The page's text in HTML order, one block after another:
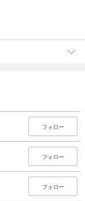
フォロー
フォロー
フォロー